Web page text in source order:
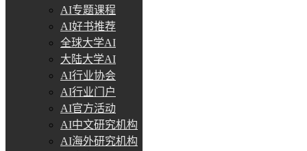
AI专题课程
AI好书推荐
全球大学AI
大陆大学AI
AI行业协会
AI行业门户
AI官方活动
AI中文研究机构
AI海外研究机构